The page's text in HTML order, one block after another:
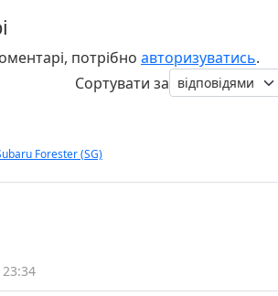
потрібно авторизуватись.
Сортувати за
Forester (SG)